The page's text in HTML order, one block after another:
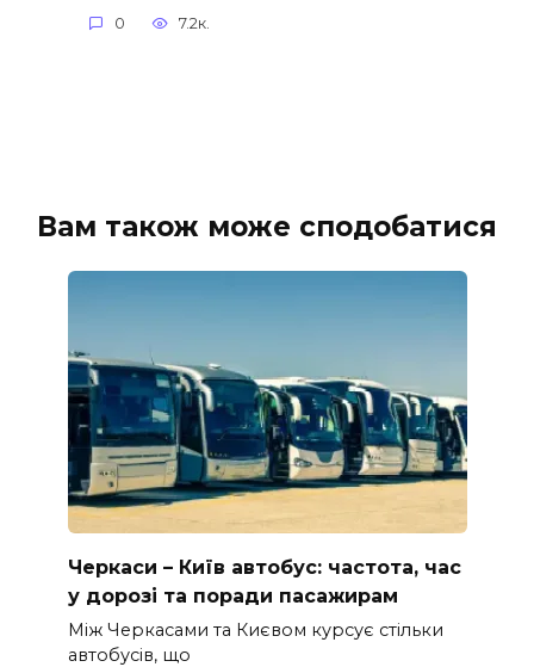
0 7.2к.
Вам також може сподобатися
Черкаси – Київ автобус: частота, час
у дорозі та поради пасажирам
Між Черкасами та Києвом курсує стільки
автобусів, що